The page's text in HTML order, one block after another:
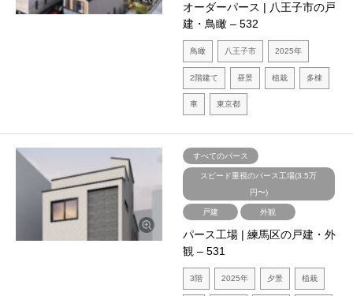
オーダーパース | 八王子市の戸
建・鳥瞰 – 532
鳥瞰 八王子市 2025年
2階建て 昼景 植栽 多棟
車 東京都
すべてのパース
スピード重視のパース工場(3.5万
円〜)
戸建 外観
パース工場 | 練馬区の戸建・外
観 – 531
3階 2025年 夕景 植栽